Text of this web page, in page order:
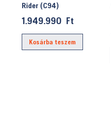
Rider (C94)
1.949.990 Ft
Kosárba teszem